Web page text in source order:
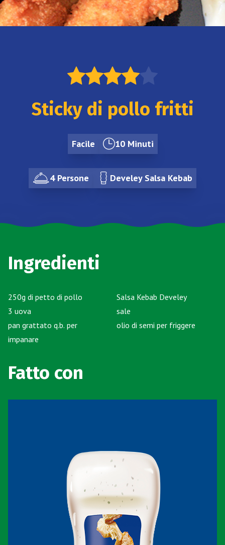
Sticky di pollo fritti
Facile 10 Minuti
4 Persone Develey Salsa Kebab
Ingredienti
250g di petto di pollo
3 uova
pan grattato q.b. per
impanare
Salsa Kebab Develey
sale
olio di semi per friggere
Fatto con